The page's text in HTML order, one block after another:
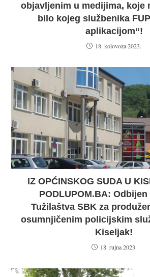
objavljenim u medijima, koje
bilo kojeg službenika
aplikacijom“!
18. kolovoza 2023.
IZ OPĆINSKOG SUDA U
PODLUPOM.BA:
Tužilaštva SBK za
osumnjičenim policijskim
Kiseljak!
18. rujna 2023.